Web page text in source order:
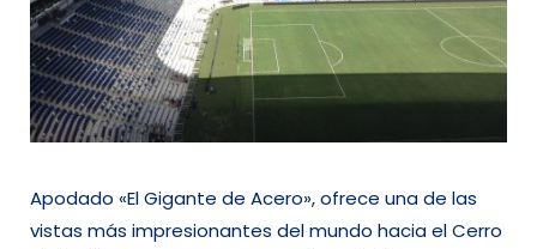
Apodado «El Gigante de Acero», ofrece una de las
vistas más impresionantes del mundo hacia el Cerro